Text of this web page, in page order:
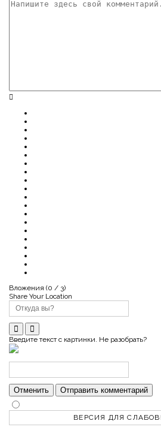
ВЕРСИЯ ДЛЯ
Вложения (0 / 3)
Share Your Location
Введите текст с картинки. Не разобрать?
Отменить Отправить комментарий